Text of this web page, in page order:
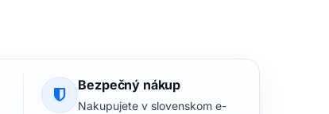
Bezpečný nákup
Nakupujete v slovenskom e-